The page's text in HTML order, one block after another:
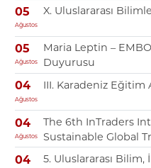
05
Ağustos
X. Uluslararası
05
Ağustos
Maria Leptin –
Duyurusu
04
Ağustos
III. Karadeniz Eğitim
04
Ağustos
The 6th InTraders
Sustainable Global
04 5. Uluslararası